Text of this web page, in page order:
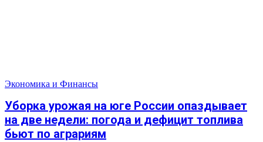
Экономика и Финансы
Уборка урожая на юге России опаздывает
на две недели: погода и дефицит топлива
бьют по аграриям